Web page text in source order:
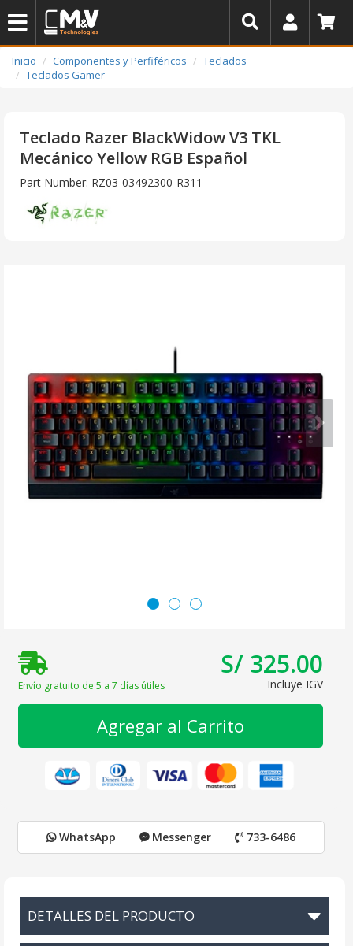
Inicio Componentes y Perfiféricos
Teclados
Teclados Gamer
Teclado Razer BlackWidow V3 TKL
Mecánico Yellow RGB Español
Part Number: RZ03-03492300-R311
Envío gratuito de 5 a 7 días útiles
S/ 325.00
Incluye IGV
Agregar al Carrito
WhatsApp Messenger 733-6486
DETALLES DEL PRODUCTO